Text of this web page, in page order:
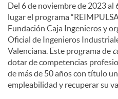
c
o
n
Del 6 de noviembre de 2023
lugar el programa
Fundación Caja Ingenieros y
Oficial de Ingenieros
Valenciana. Este programa de
dotar de competencias
de más de 50 años con título
empleabilidad y recuperar su